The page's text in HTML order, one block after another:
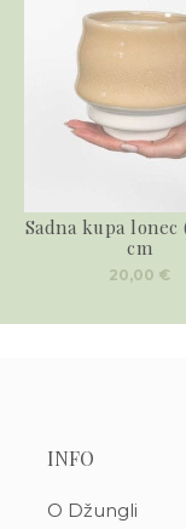
Sadna kupa lonec
cm
20,00 €
INFO
O Džungli